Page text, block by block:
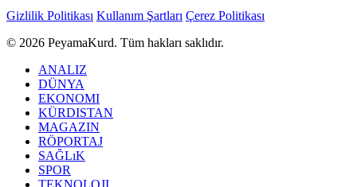
Gizlilik Politikası Kullanım Şartları Çerez Politikası
© 2026 PeyamaKurd. Tüm hakları saklıdır.
ANALIZ
DÜNYA
EKONOMI
KÜRDISTAN
MAGAZIN
RÖPORTAJ
SAĞLıK
SPOR